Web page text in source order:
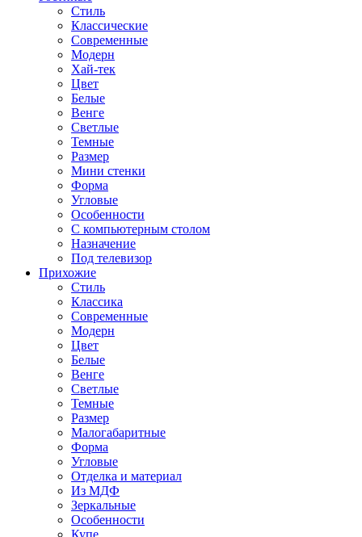
Стиль
Классические
Современные
Модерн
Хай-тек
Цвет
Белые
Венге
Светлые
Темные
Размер
Мини стенки
Форма
Угловые
Особенности
С компьютерным столом
Назначение
Под телевизор
Прихожие
Стиль
Классика
Современные
Модерн
Цвет
Белые
Венге
Светлые
Темные
Размер
Малогабаритные
Форма
Угловые
Отделка и материал
Из МДФ
Зеркальные
Особенности
Купе